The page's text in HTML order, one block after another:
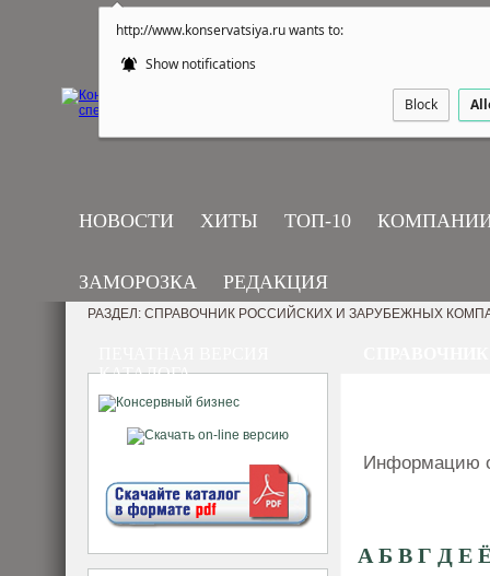
http://www.konservatsiya.ru wants to:
Show notifications
Block
НОВОСТИ ХИТЫ ТОП-10
ЗАМОРОЗКА РЕДАКЦИЯ
КАТАЛОГА
РАЗДЕЛ: СПРАВОЧНИК РОССИЙСКИХ И ЗАРУБЕЖНЫХ
Информацию
А Б В Г Д Е